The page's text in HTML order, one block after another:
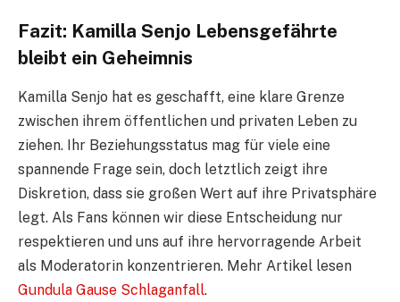
Fazit: Kamilla Senjo Lebensgefährte
bleibt ein Geheimnis
Kamilla Senjo hat es geschafft, eine klare Grenze
zwischen ihrem öffentlichen und privaten Leben zu
ziehen. Ihr Beziehungsstatus mag für viele eine
spannende Frage sein, doch letztlich zeigt ihre
Diskretion, dass sie großen Wert auf ihre Privatsphäre
legt. Als Fans können wir diese Entscheidung nur
respektieren und uns auf ihre hervorragende Arbeit
als Moderatorin konzentrieren. Mehr Artikel lesen
Gundula Gause Schlaganfall.